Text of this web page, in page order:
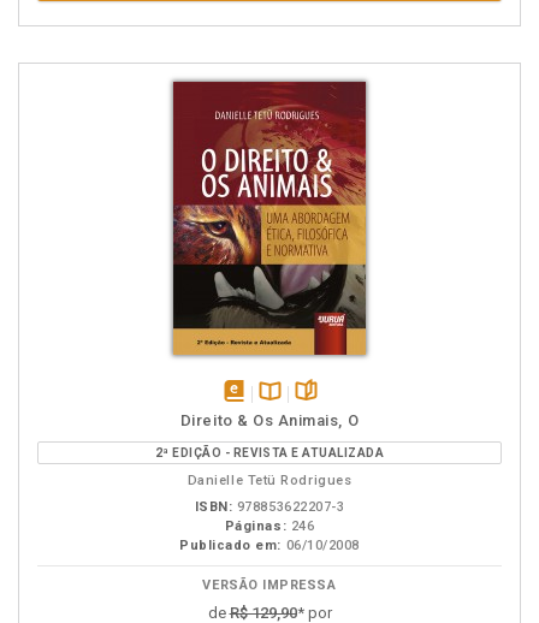
disponível
em
eBook
Disponível
na
B.V.
páginas
Direito & Os Animais, O
2ª EDIÇÃO - REVISTA E ATUALIZADA
Danielle Tetü Rodrigues
ISBN: 978853622207-3
Páginas: 246
Publicado em: 06/10/2008
VERSÃO IMPRESSA
deR$ 129,90* por